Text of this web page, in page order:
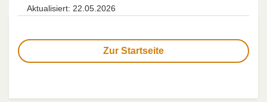
Aktualisiert: 22.05.2026
Zur Startseite